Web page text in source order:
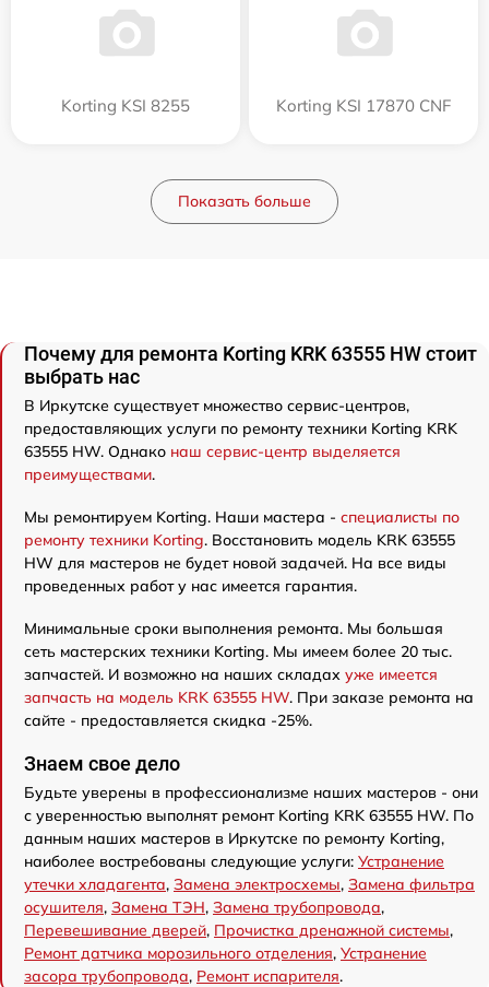
Korting KSI 8255 Korting KSI 17870 CNF
Показать больше
Почему для ремонта Korting KRK 63555 HW стоит
выбрать нас
В Иркутске существует множество сервис-центров,
предоставляющих услуги по ремонту техники Korting KRK
63555 HW. Однако наш сервис-центр выделяется
преимуществами.
Мы ремонтируем Korting. Наши мастера - специалисты по
ремонту техники Korting. Восстановить модель KRK 63555
HW для мастеров не будет новой задачей. На все виды
проведенных работ у нас имеется гарантия.
Минимальные сроки выполнения ремонта. Мы большая
сеть мастерских техники Korting. Мы имеем более 20 тыс.
запчастей. И возможно на наших складах уже имеется
запчасть на модель KRK 63555 HW. При заказе ремонта на
сайте - предоставляется скидка -25%.
Знаем свое дело
Будьте уверены в профессионализме наших мастеров - они
с уверенностью выполнят ремонт Korting KRK 63555 HW. По
данным наших мастеров в Иркутске по ремонту Korting,
наиболее востребованы следующие услуги: Устранение
утечки хладагента, Замена электросхемы, Замена фильтра
осушителя, Замена ТЭН, Замена трубопровода,
Перевешивание дверей, Прочистка дренажной системы,
Ремонт датчика морозильного отделения, Устранение
засора трубопровода, Ремонт испарителя.